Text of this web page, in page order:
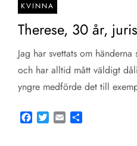
KVINNA
Therese, 30 år,
Jag har svettats om
och har alltid mått väldigt
yngre medförde det till
Facebook
TwitterEmail